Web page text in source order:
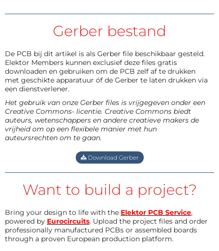
Gerber bestand
De PCB bij dit artikel is als Gerber file beschikbaar gesteld.
Elektor Members kunnen exclusief deze files gratis
downloaden en gebruiken om de PCB zelf af te drukken
met geschikte apparatuur óf de Gerber te laten drukken via
een dienstverlener.
Het gebruik van onze Gerber files is vrijgegeven onder een
Creative Commons- licentie. Creative Commons biedt
auteurs, wetenschappers en andere creatieve makers de
vrijheid om op een flexibele manier met hun
auteursrechten om te gaan.
Download Gerber
Want to build a project?
Bring your design to life with the Elektor PCB Service,
powered by Eurocircuits. Upload the project files and order
professionally manufactured PCBs or assembled boards
through a proven European production platform.